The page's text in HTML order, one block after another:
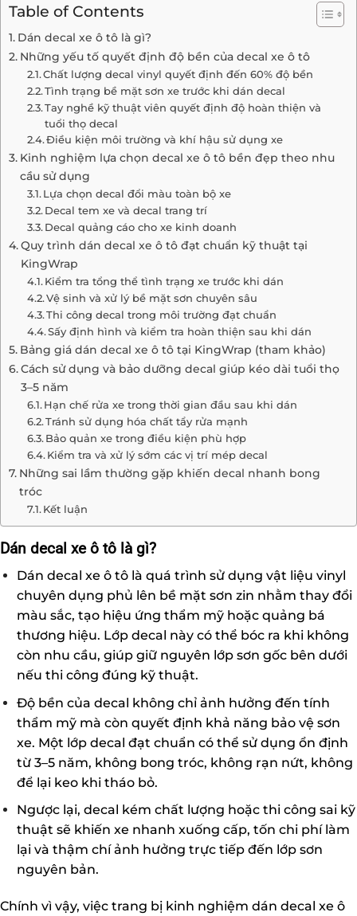
Table of Contents
Dán decal xe ô tô là gì?
Những yếu tố quyết định độ bền của decal xe ô tô
Chất lượng decal vinyl quyết định đến 60% độ bền
Tình trạng bề mặt sơn xe trước khi dán decal
Tay nghề kỹ thuật viên quyết định độ hoàn thiện và
tuổi thọ decal
Điều kiện môi trường và khí hậu sử dụng xe
Kinh nghiệm lựa chọn decal xe ô tô bền đẹp theo nhu
cầu sử dụng
Lựa chọn decal đổi màu toàn bộ xe
Decal tem xe và decal trang trí
Decal quảng cáo cho xe kinh doanh
Quy trình dán decal xe ô tô đạt chuẩn kỹ thuật tại
KingWrap
Kiểm tra tổng thể tình trạng xe trước khi dán
Vệ sinh và xử lý bề mặt sơn chuyên sâu
Thi công decal trong môi trường đạt chuẩn
Sấy định hình và kiểm tra hoàn thiện sau khi dán
Bảng giá dán decal xe ô tô tại KingWrap (tham khảo)
Cách sử dụng và bảo dưỡng decal giúp kéo dài tuổi thọ
3–5 năm
Hạn chế rửa xe trong thời gian đầu sau khi dán
Tránh sử dụng hóa chất tẩy rửa mạnh
Bảo quản xe trong điều kiện phù hợp
Kiểm tra và xử lý sớm các vị trí mép decal
Những sai lầm thường gặp khiến decal nhanh bong
tróc
Kết luận
Dán decal xe ô tô là gì?
Dán decal xe ô tô là quá trình sử dụng vật liệu vinyl
chuyên dụng phủ lên bề mặt sơn zin nhằm thay đổi
màu sắc, tạo hiệu ứng thẩm mỹ hoặc quảng bá
thương hiệu. Lớp decal này có thể bóc ra khi không
còn nhu cầu, giúp giữ nguyên lớp sơn gốc bên dưới
nếu thi công đúng kỹ thuật.
Độ bền của decal không chỉ ảnh hưởng đến tính
thẩm mỹ mà còn quyết định khả năng bảo vệ sơn
xe. Một lớp decal đạt chuẩn có thể sử dụng ổn định
từ 3–5 năm, không bong tróc, không rạn nứt, không
để lại keo khi tháo bỏ.
Ngược lại, decal kém chất lượng hoặc thi công sai kỹ
thuật sẽ khiến xe nhanh xuống cấp, tốn chi phí làm
lại và thậm chí ảnh hưởng trực tiếp đến lớp sơn
nguyên bản.
Chính vì vậy, việc trang bị kinh nghiệm dán decal xe ô